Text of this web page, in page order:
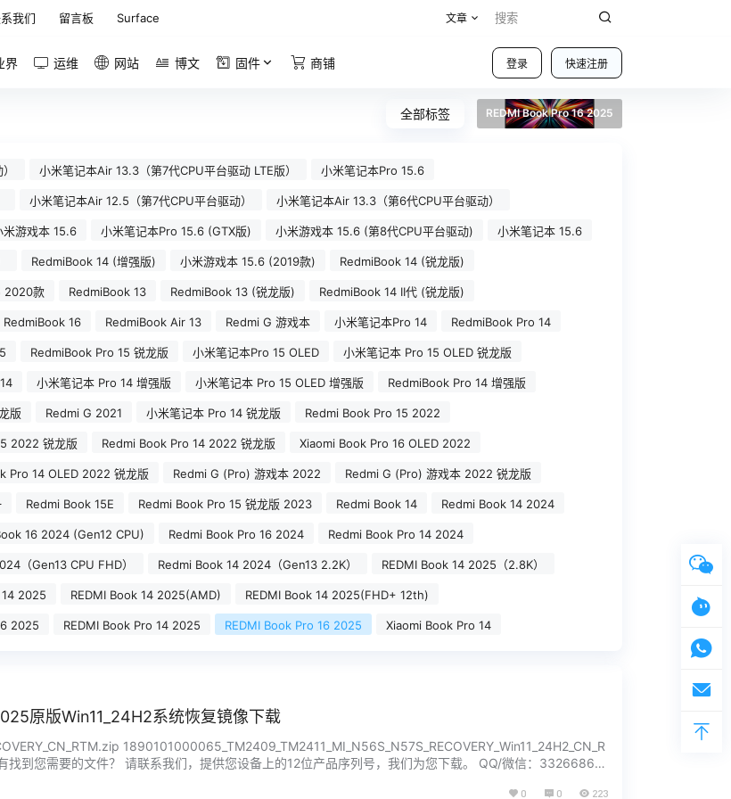
我们 留言板 Surface 文章
登录 快速注册
界 运维 网站 博文 固件 商铺
全部标签 REDMI Book Pro 16 2025
小米笔记本Air 13.3（第7代CPU平台驱动 LTE版） 小米笔记本Pro 15.6
小米笔记本Air 12.5（第7代CPU平台驱动） 小米笔记本Air 13.3（第6代CPU平台驱动）
米游戏本 15.6 小米笔记本Pro 15.6 (GTX版) 小米游戏本 15.6 (第8代CPU平台驱动) 小米笔记本 15.6
RedmiBook 14 (增强版) 小米游戏本 15.6 (2019款) RedmiBook 14 (锐龙版)
2020款 RedmiBook 13 RedmiBook 13 (锐龙版) RedmiBook 14 II代 (锐龙版)
RedmiBook 16 RedmiBook Air 13 Redmi G 游戏本 小米笔记本Pro 14 RedmiBook Pro 14
RedmiBook Pro 15 锐龙版 小米笔记本Pro 15 OLED 小米笔记本 Pro 15 OLED 锐龙版
小米笔记本 Pro 14 增强版 小米笔记本 Pro 15 OLED 增强版 RedmiBook Pro 14 增强版
版 Redmi G 2021 小米笔记本 Pro 14 锐龙版 Redmi Book Pro 15 2022
2022 锐龙版 Redmi Book Pro 14 2022 锐龙版 Xiaomi Book Pro 16 OLED 2022
Pro 14 OLED 2022 锐龙版 Redmi G (Pro) 游戏本 2022 Redmi G (Pro) 游戏本 2022 锐龙版
Redmi Book 15E Redmi Book Pro 15 锐龙版 2023 Redmi Book 14 Redmi Book 14 2024
16 2024 (Gen12 CPU) Redmi Book Pro 16 2024 Redmi Book Pro 14 2024
（Gen13 CPU FHD） Redmi Book 14 2024（Gen13 2.2K） REDMI Book 14 2025（2.8K）
14 2025 REDMI Book 14 2025(AMD) REDMI Book 14 2025(FHD+ 12th)
2025 REDMI Book Pro 14 2025 REDMI Book Pro 16 2025 Xiaomi Book Pro 14
原版Win11_24H2系统恢复镜像下载
1890101000065_TM2409_TM2411_MI_N56S_N57S_RECOVERY_Win11_24H2_CN_R
到您需要的文件？ 请联系我们，提供您设备上的12位产品序列号，我们为您下载。 QQ/微信：33266866
0 0 223